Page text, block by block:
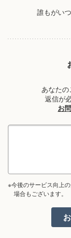
誰もがい
あなた
返信が
お
※今後のサービス向上
場合もございます。